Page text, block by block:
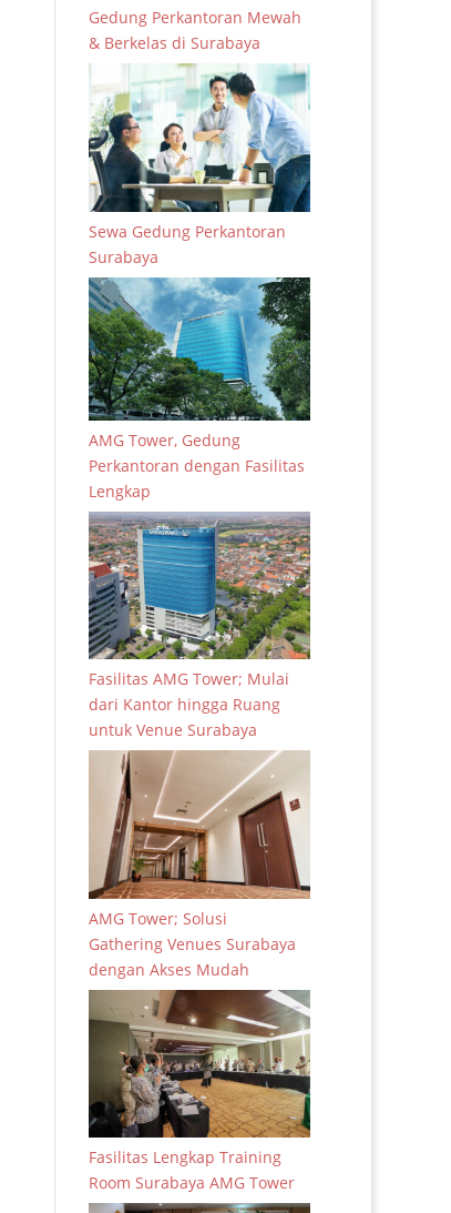
Gedung Perkantoran Mewah
& Berkelas di Surabaya
Sewa Gedung Perkantoran
Surabaya
AMG Tower, Gedung
Perkantoran dengan Fasilitas
Lengkap
Fasilitas AMG Tower; Mulai
dari Kantor hingga Ruang
untuk Venue Surabaya
AMG Tower; Solusi
Gathering Venues Surabaya
dengan Akses Mudah
Fasilitas Lengkap Training
Room Surabaya AMG Tower